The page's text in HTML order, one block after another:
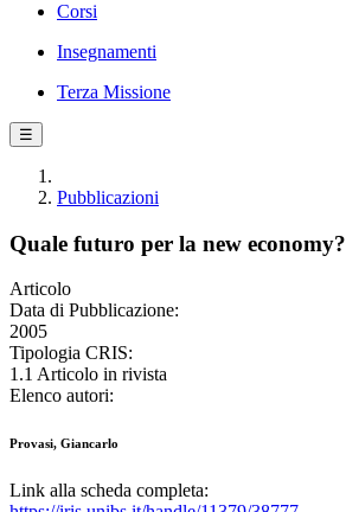
Corsi
Insegnamenti
Terza Missione
☰
Pubblicazioni
Quale futuro per la new economy?
Articolo
Data di Pubblicazione:
2005
Tipologia CRIS:
1.1 Articolo in rivista
Elenco autori:
Provasi, Giancarlo
Link alla scheda completa: